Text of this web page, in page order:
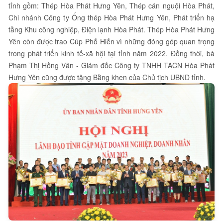
tỉnh gồm: Thép Hòa Phát Hưng Yên, Thép cán nguội Hòa Phát,
Chi nhánh Công ty Ống thép Hòa Phát Hưng Yên, Phát triển hạ
tầng Khu công nghiệp, Điện lạnh Hòa Phát. Thép Hòa Phát Hưng
Yên còn được trao Cúp Phố Hiến vì những đóng góp quan trọng
trong phát triển kinh tế-xã hội tại tỉnh năm 2022. Đồng thời, bà
Phạm Thị Hồng Vân - Giám đốc Công ty TNHH TACN Hòa Phát
Hưng Yên cũng được tặng Bằng khen của Chủ tịch UBND tỉnh.